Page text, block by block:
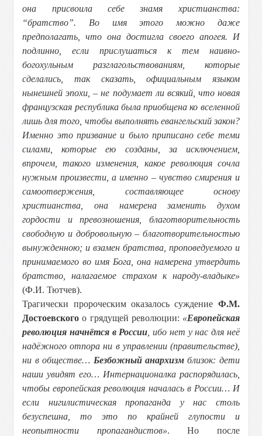
она присвоила себе знамя христианства:
“братство”. Во имя этого можно даже
предполагать, что она достигла своего апогея. И
подлинно, если прислушаться к тем наивно-
богохульным разглагольствованиям, которые
сделались, так сказать, официальным языком
нынешней эпохи, – не подумает ли всякий, что новая
французская республика была приобщена ко вселенной
лишь для того, чтобы выполнять евангельский закон?
Именно это призвание и было приписано себе теми
силами, которые ею созданы, за исключением,
впрочем, такого изменения, какое революция сочла
нужным произвести, а именно – чувство смирения и
самоотвержения, составляющее основу
христианства, она намерена заменить духом
гордости и превозношения, благотворительность
свободную и добровольную – благотворительностью
вынужденною; и взамен братства, проповедуемого и
принимаемого во имя Бога, она намерена утвердить
братство, налагаемое страхом к народу-владыке»
(Ф.И. Тютчев).
Трагически пророческим оказалось суждение Ф.М.
Достоевского о грядущей революции: «Европейская
революция начнётся в России , ибо нет у нас для неё
надёжного отпора ни в управлении (правительстве),
ни в обществе… Безбожный анархизмблизок: дети
наши увидят его… Интернационалка распорядилась,
чтобы европейская революция началась в России… И
если нигилистическая пропаганда у нас столь
безуспешна, то это по крайней глупости и
неопытности пропагандистов». Но после